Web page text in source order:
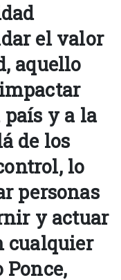
el valor
aquello
y a la
de los
lo
personas
y actuar
cualquier
Ponce,